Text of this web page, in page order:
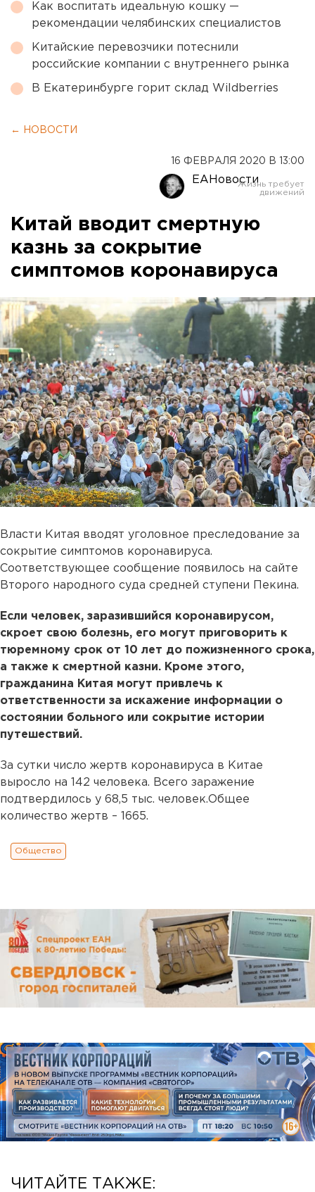
Как воспитать идеальную кошку —
рекомендации челябинских специалистов
Китайские перевозчики потеснили
российские компании с внутреннего рынка
В Екатеринбурге горит склад Wildberries
← НОВОСТИ
16 ФЕВРАЛЯ 2020 В 13:00
ЕАНовости
Китай вводит смертную
казнь за сокрытие
симптомов коронавируса
Власти Китая вводят уголовное преследование за
сокрытие симптомов коронавируса.
Соответствующее сообщение появилось на сайте
Второго народного суда средней ступени Пекина.
Если человек, заразившийся коронавирусом,
скроет свою болезнь, его могут приговорить к
тюремному срок от 10 лет до пожизненного срока,
а также к смертной казни. Кроме этого,
гражданина Китая могут привлечь к
ответственности за искажение информации о
состоянии больного или сокрытие истории
путешествий.
За сутки число жертв коронавируса в Китае
выросло на 142 человека. Всего заражение
подтвердилось у 68,5 тыс. человек.Общее
количество жертв – 1665.
Общество
ЧИТАЙТЕ ТАКЖЕ: